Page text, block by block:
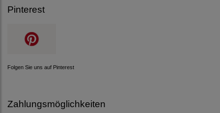
Pinterest
Folgen Sie uns auf Pinterest
Zahlungsmöglichkeiten